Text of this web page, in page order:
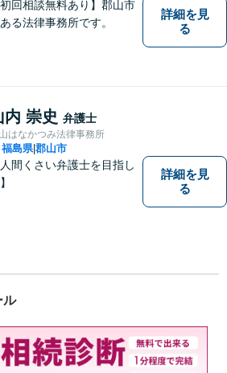
初回相談無料あり】郡山市
る法律事務所です。
詳細を見
る
内 崇史 弁護士
はなかつみ法律事務所
福島県|郡山市
人間くさい弁護士を目指し
】
詳細を見
る
ル